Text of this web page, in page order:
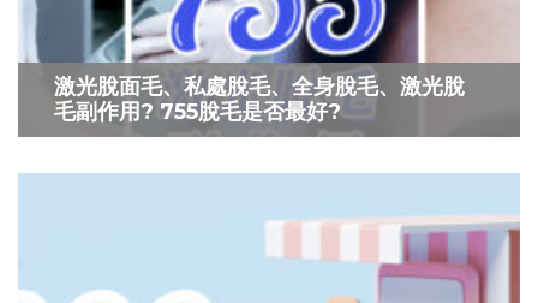
激光脫面毛、私處脫毛、全身脫毛、激光脫
毛副作用? 755脫毛是否最好?